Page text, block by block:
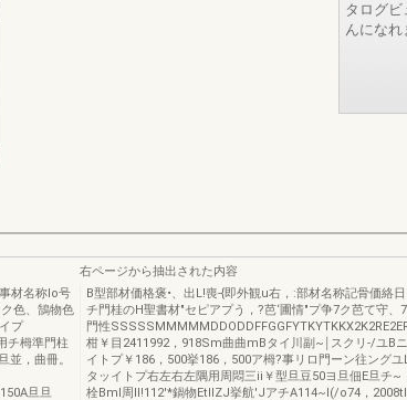
タログ
んになれ
材名称lo号
色、鵠物色
プ
チ栂準門柱
並，曲冊。
旦旦
右ページから抽出された内容
B型部材価格褒•、出L!喪-{即外観u右，:部材名称記骨価絡
チ門桂のH聖書材"セピアプう，?芭‘圃情"プ争7ク芭て守、
門性
柑￥目2411992，918Sm曲曲mBタイ川副~￨スクリ-/ユB
イトプ￥186，500挙186，500ア栂?事リロ門ーン往ングユ
タッイトプ右左右左隅用周悶三ii￥型旦豆50ヨ旦佃E旦チ~
栓Bml周II!112'*鍋物EtllZJ挙航'JアチA114~I(/o74，